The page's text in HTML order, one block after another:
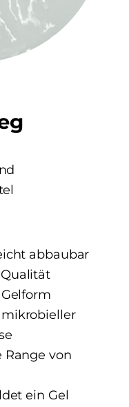
abbaubar
Range von
ein Gel